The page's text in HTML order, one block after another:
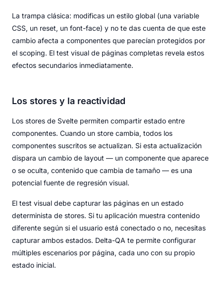
La trampa clásica: modificas un estilo global (una variable
CSS, un reset, un font-face) y no te das cuenta de que este
cambio afecta a componentes que parecían protegidos por
el scoping. El test visual de páginas completas revela estos
efectos secundarios inmediatamente.
Los stores y la reactividad
Los stores de Svelte permiten compartir estado entre
componentes. Cuando un store cambia, todos los
componentes suscritos se actualizan. Si esta actualización
dispara un cambio de layout — un componente que aparece
o se oculta, contenido que cambia de tamaño — es una
potencial fuente de regresión visual.
El test visual debe capturar las páginas en un estado
determinista de stores. Si tu aplicación muestra contenido
diferente según si el usuario está conectado o no, necesitas
capturar ambos estados. Delta-QA te permite configurar
múltiples escenarios por página, cada uno con su propio
estado inicial.